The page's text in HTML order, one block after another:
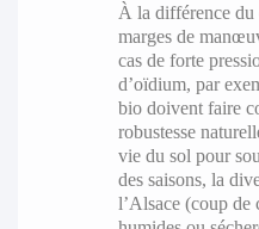
À la différence du
marges de
cas de forte
d’oïdium, par
bio doivent faire
robustesse
vie du sol pour
des saisons, la
l’Alsace (coup de